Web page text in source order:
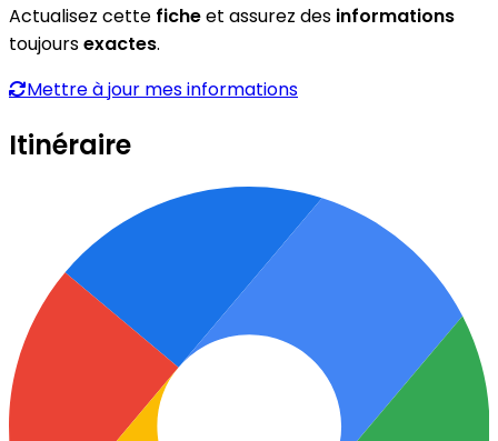
Actualisez cette ficheet assurez des informations
toujoursexactes.
Mettre à jour mes informations
Itinéraire